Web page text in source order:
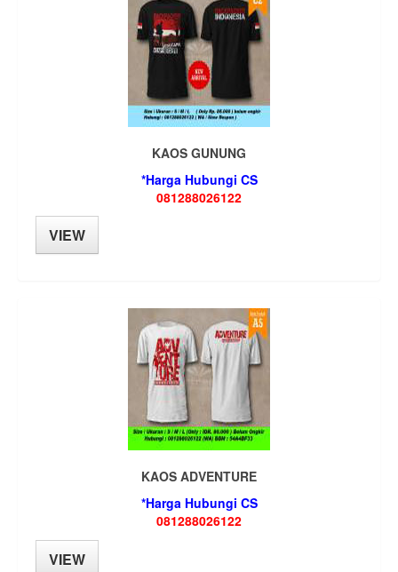
KAOS GUNUNG
*Harga Hubungi CS
081288026122
VIEW
KAOS ADVENTURE
*Harga Hubungi CS
081288026122
VIEW